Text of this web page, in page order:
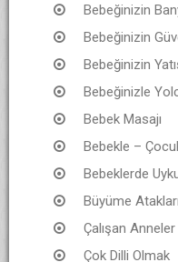
Bebeğinizin
Bebeğinizin
Bebeğinizin
Bebeğinizle
Bebek Masajı
Bebekle –
Bebeklerde
Büyüme Atakları
Çalışan Anneler
Çok Dilli Olmak